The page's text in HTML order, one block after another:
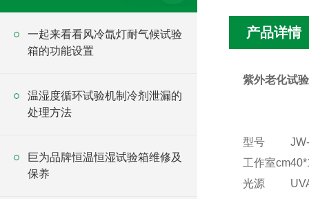
一起来看看风冷氙灯耐气候试验
箱的功能设置
温湿度循环试验机制冷剂泄漏的
处理方法
巨为品牌恒温恒湿试验箱维修及
保养
产品详情
紫外老化试
型号
工作室cm
光源